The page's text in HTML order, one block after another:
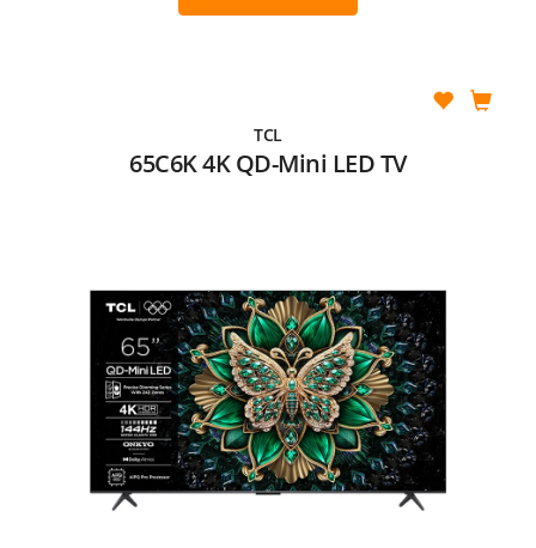
TCL
65C6K 4K QD-Mini LED TV